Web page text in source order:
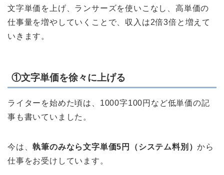
文字単価を上げ、ランサーズを使いこなし、高単価の
仕事量を増やしていくことで、収入は2倍3倍と増えて
いきます。
①文字単価を徐々に上げる
ライターを始めた頃は、1000字100円など低単価の記
事も書いていました。
今は、執筆のみなら文字単価5円（システム料別）から
仕事をお受けしています。